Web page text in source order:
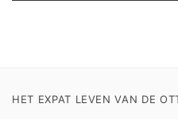
HET EXPAT LEVEN VAN DE